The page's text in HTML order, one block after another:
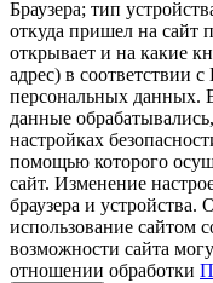
Браузера; тип
откуда пришел на сайт
открывает и на какие
адрес) в соответствии
персональных данных.
данные
настройках
помощью которого
сайт. Изменение
браузера и устройства.
использование сайтом
возможности сайта
отношении обработки